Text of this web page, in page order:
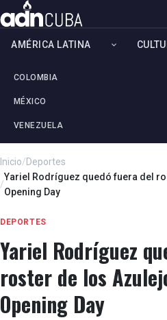
AMÉRICA LATINA
COLOMBIA
MÉXICO
VENEZUELA
Inicio/Deportes
/
Yariel Rodríguez quedó fuera del
Opening Day
DEPORTES
Yariel Rodríguez
roster de los
Opening Day